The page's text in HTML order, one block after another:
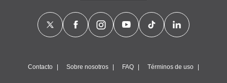
Contacto Sobre nosotros FAQ Términos de uso